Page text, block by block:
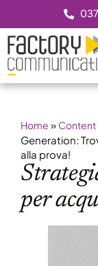
Home » Content
Generation:
alla prova!
per